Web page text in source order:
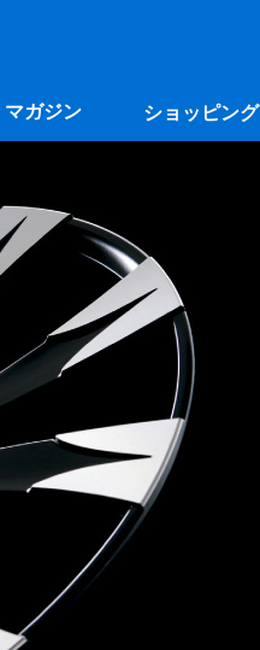
マガジン ショッピング